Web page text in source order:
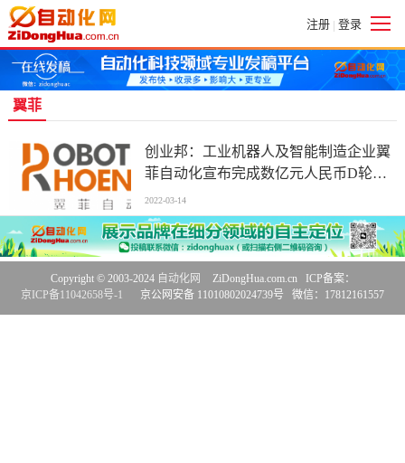
注册 | 登录
翼菲
创业邦：工业机器人及智能制造企业翼
菲自动化宣布完成数亿元人民币D轮融
资的交割
2022-03-14
Copyright © 2003-2024 自动化网
ZiDongHua.com.cn ICP备案：
京ICP备11042658号-1
京公网安备 11010802024739号 微信：17812161557